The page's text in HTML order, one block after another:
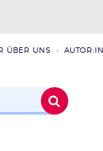
ÜBER UNS